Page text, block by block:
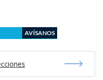
AVÍSANOS